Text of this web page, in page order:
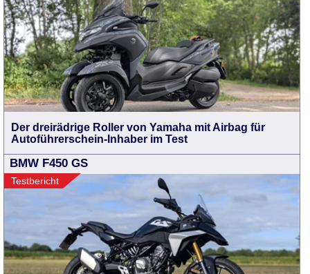
Der dreirädrige Roller von Yamaha mit Airbag für
Autoführerschein-Inhaber im Test
BMW F450 GS
Testbericht